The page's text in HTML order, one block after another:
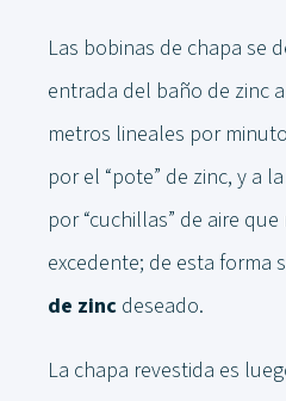
Las bobinas de chapa se
entrada del baño de zinc
metros lineales por
por el “pote” de zinc, y a
por “cuchillas” de aire
excedente; de esta forma
de zinc deseado.
La chapa revestida es